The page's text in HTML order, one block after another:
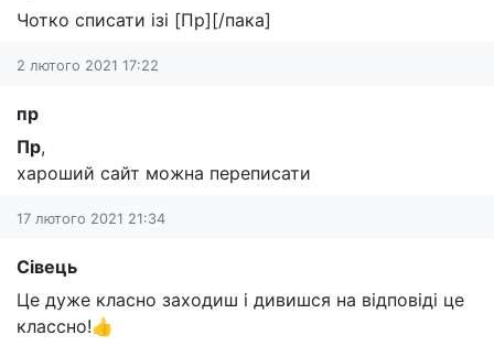
Чотко списати ізі [Пр][/пака]
2 лютого 2021 17:22
пр
Пр,
хароший сайт можна переписати
17 лютого 2021 21:34
Сівець
Це дуже класно заходиш і дивишся на відповіді це
классно!👍